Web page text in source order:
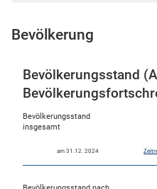
Bevölkerung
Bevölkerungsstand
Bevölkerungsstand
insgesamt
am 31.12. 2024